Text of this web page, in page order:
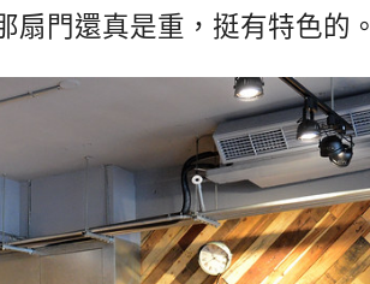
門還真是重，挺有特色的。